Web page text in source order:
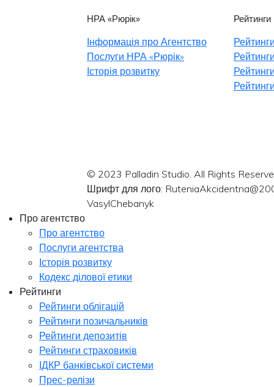
НРА «Рюрік»
Інформація про Агентство
Послуги НРА «Рюрік»
Історія розвитку
Рейтинги
© 2023 Palladin Studio. All Rights
Шрифт для лого:
VasylChebanyk
Про агентство
Про агентство
Послуги агентства
Історія розвитку
Кодекс ділової етики
Рейтинги
Рейтинги облігацій
Рейтинги позичальників
Рейтинги депозитів
Рейтинги страховиків
ІДКР банківської системи
Прес-релізи